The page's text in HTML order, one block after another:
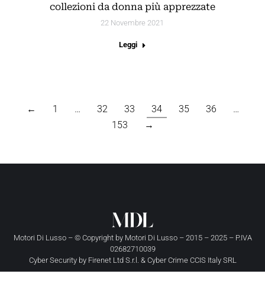
collezioni da donna più apprezzate
22 Novembre 2021
Leggi
← 1 … 32 33 34 35 36
…
153
→
Motori Di Lusso – © Copyright by Motori Di Lusso– 2015 – 2025 – P.IVA
02682710039
Cyber Security by Firenet Ltd S.r.l. & Cyber Crime CCIS Italy SRL